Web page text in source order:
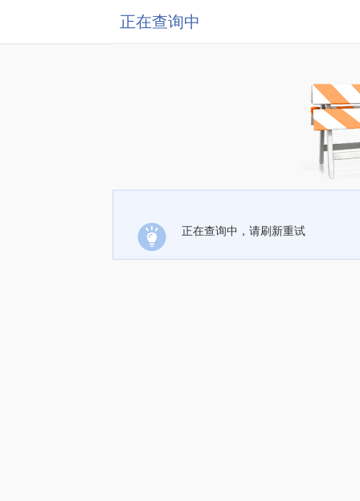
正在查询中
正在查询中，请刷新重试